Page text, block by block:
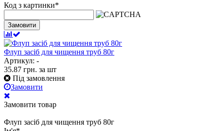
Код з картинки*
Замовити
Флуп засіб для чищення труб 80г
Артикул: -
35.87 грн. за шт
Під замовлення
Замовити
Замовити товар
Флуп засіб для чищення труб 80г